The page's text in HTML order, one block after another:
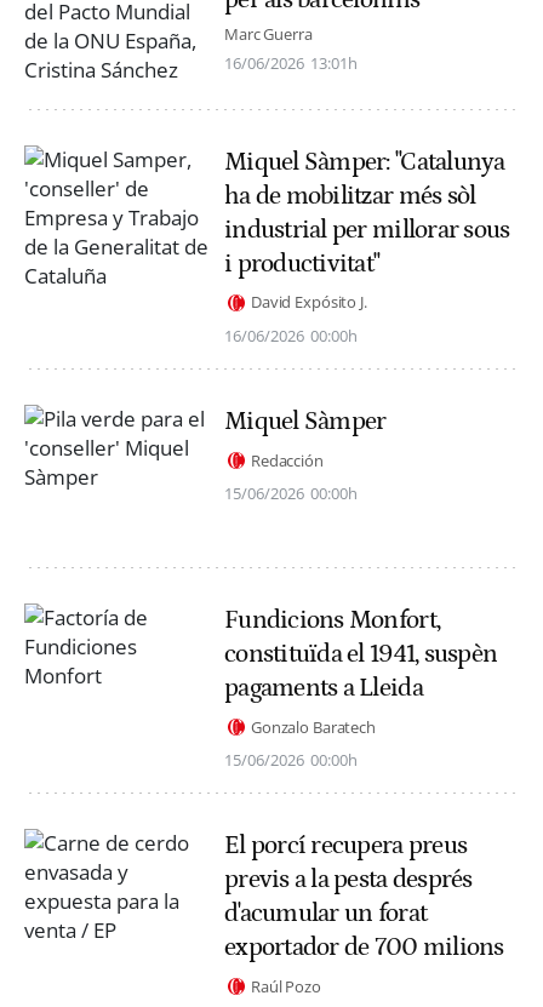
Marc Guerra
16/06/2026 13:01h
Miquel Sàmper: "Catalunya
ha de mobilitzar més sòl
industrial per millorar sous
i productivitat"
David Expósito J.
16/06/2026 00:00h
Miquel Sàmper
Redacción
15/06/2026 00:00h
Fundicions Monfort,
constituïda el 1941, suspèn
pagaments a Lleida
Gonzalo Baratech
15/06/2026 00:00h
El porcí recupera preus
previs a la pesta després
d'acumular un forat
exportador de 700 milions
Raúl Pozo